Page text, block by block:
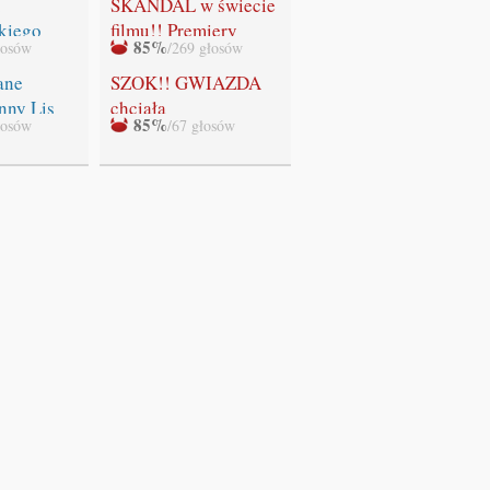
Lis
filmu!! Premiery
ostatniej części
"Zmierzchu" NIE
BĘDZIE!!!
85%/269 głosów
SZOK!! GWIAZDA
chciała
WYSTRZELAĆ
swoich fanów!!!
85%/67 głosów